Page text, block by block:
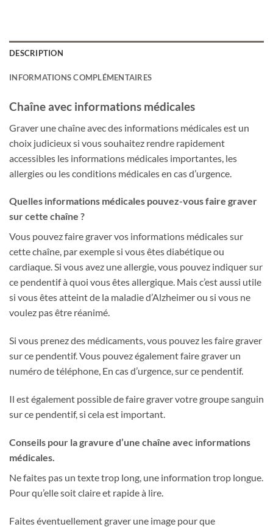
DESCRIPTION
INFORMATIONS COMPLÉMENTAIRES
Chaîne avec informations médicales
Graver une chaîne avec des informations médicales est un
choix judicieux si vous souhaitez rendre rapidement
accessibles les informations médicales importantes, les
allergies ou les conditions médicales en cas d’urgence.
Quelles informations médicales pouvez-vous faire graver
sur cette chaîne ?
Vous pouvez faire graver vos informations médicales sur
cette chaîne, par exemple si vous êtes diabétique ou
cardiaque. Si vous avez une allergie, vous pouvez indiquer sur
ce pendentif à quoi vous êtes allergique. Mais c’est aussi utile
si vous êtes atteint de la maladie d’Alzheimer ou si vous ne
voulez pas être réanimé.
Si vous prenez des médicaments, vous pouvez les faire graver
sur ce pendentif. Vous pouvez également faire graver un
numéro de téléphone, En cas d’urgence, sur ce pendentif.
Il est également possible de faire graver votre groupe sanguin
sur ce pendentif, si cela est important.
Conseils pour la gravure d’une chaîne avec informations
médicales.
Ne faites pas un texte trop long, une information trop longue.
Pour qu’elle soit claire et rapide à lire.
Faites éventuellement graver une image pour que